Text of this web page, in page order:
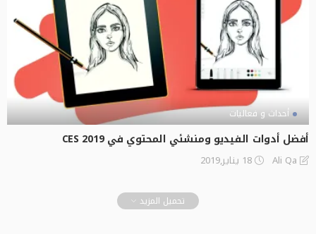
أحداث و فعاليات
أفضل أدوات الفيديو ومنشئي المحتوي في CES 2019
Ali Qa 18 يناير,2019
تحميل المزيد